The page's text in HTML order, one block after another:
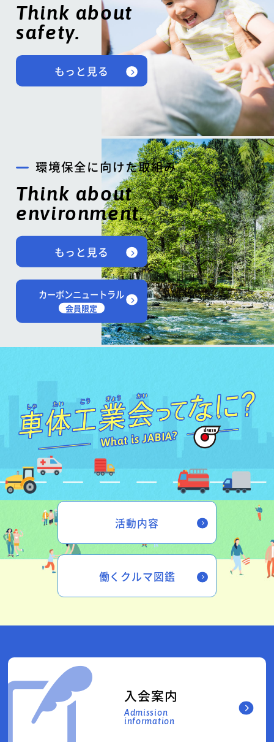
Think about
safety.
もっと見る
環境保全に向けた取組み
Think about
environment.
もっと見る
カーボンニュートラル
会員限定
活動内容
働くクルマ図鑑
入会案内
Admission
information